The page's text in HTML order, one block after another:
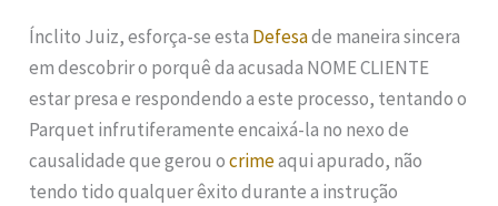
Ínclito Juiz, esforça-se esta Defesade maneira sincera
em descobrir o porquê da acusada NOME CLIENTE
estar presa e respondendo a este processo, tentando o
Parquet infrutiferamente encaixá-la no nexo de
causalidade que gerou ocrimeaqui apurado, não
tendo tido qualquer êxito durante a instrução